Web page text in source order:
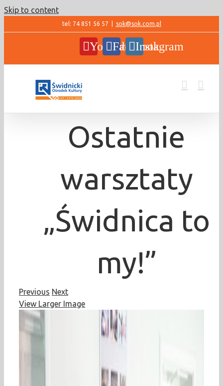
Skip to content
tel: 74 851 56 57 sok@sok.com.pl
YouTubeFacebookInstagram
Ostatnie
warsztaty
„Świdnica to
my!”
Previous Next
View Larger Image